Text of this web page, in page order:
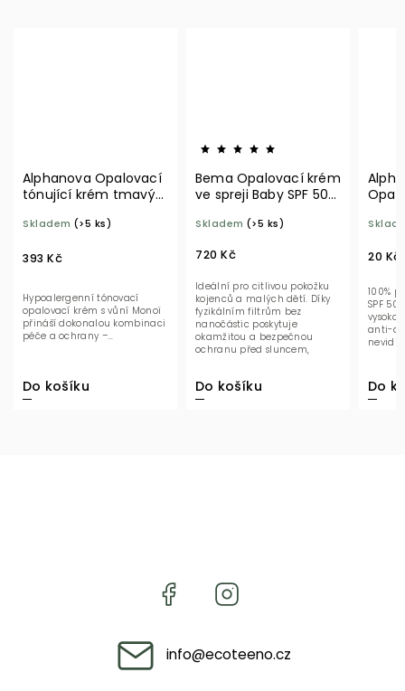
Alphanova Opalovací
tónující krém tmavý
Skladem (>5 ks)
393 Kč
Do košíku
Hypoalergenní tónovací
opalovací krém s vůní Monoï
přináší dokonalou kombinaci
péče a ochrany –...
Bema Opalovací krém
ve spreji Baby SPF 50+
BIO
Skladem (>5 ks)
720 Kč
Do košíku
Ideální pro citlivou pokožku
kojenců a malých dětí. Díky
fyzikálním filtrům bez
nanočástic poskytuje
okamžitou a bezpečnou
ochranu před sluncem,
20 Kč
Do
100%
SPF
anti-
info@ecoteeno.cz